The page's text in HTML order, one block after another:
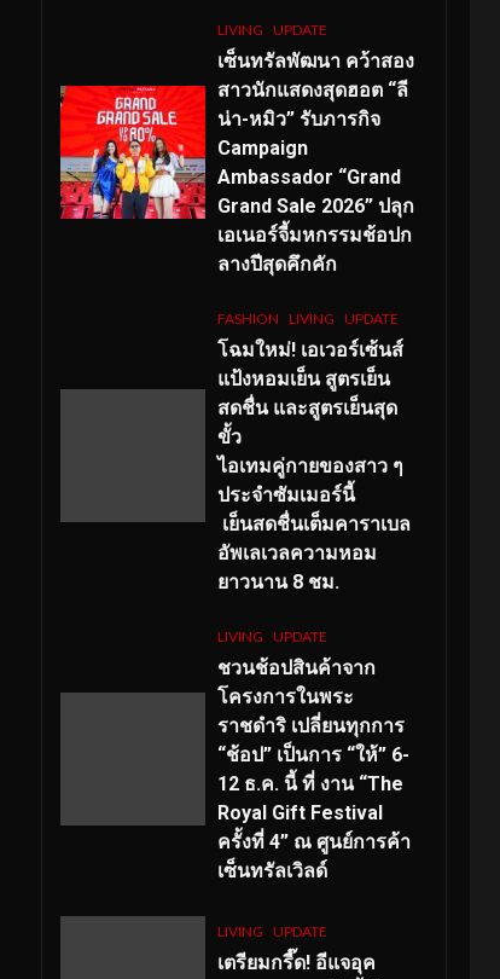
LIVING UPDATE
เซ็นทรัลพัฒนา คว้าสอง
สาวนักแสดงสุดฮอต “ลี
น่า-หมิว” รับภารกิจ
Campaign
Ambassador “Grand
Grand Sale 2026” ปลุก
เอเนอร์จี้มหกรรมช้อปก
ลางปีสุดคึกคัก
FASHION LIVING UPDATE
โฉมใหม่! เอเวอร์เซ้นส์
แป้งหอมเย็น สูตรเย็น
สดชื่น และสูตรเย็นสุด
ขั้ว
ไอเทมคู่กายของสาว ๆ
ประจำซัมเมอร์นี้
เย็นสดชื่นเต็มคาราเบล
อัพเลเวลความหอม
ยาวนาน 8 ชม.
LIVING UPDATE
ชวนช้อปสินค้าจาก
โครงการในพระ
ราชดำริ เปลี่ยนทุกการ
“ช้อป” เป็นการ “ให้” 6-
12 ธ.ค. นี้ ที่ งาน “The
Royal Gift Festival
ครั้งที่ 4” ณ ศูนย์การค้า
เซ็นทรัลเวิลด์
LIVING UPDATE
เตรียมกรี๊ด! อีแจอุค